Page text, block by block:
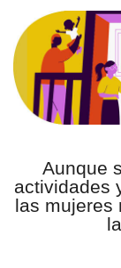
especiales
escuelas
Aunque
actividades
las mujeres